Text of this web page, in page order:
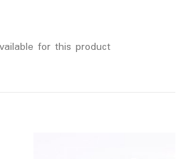
for this product